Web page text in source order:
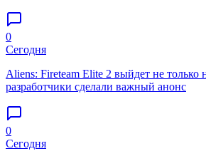
0
Сегодня
Aliens: Fireteam Elite 2 выйдет не
разработчики сделали важный анонс
0
Сегодня